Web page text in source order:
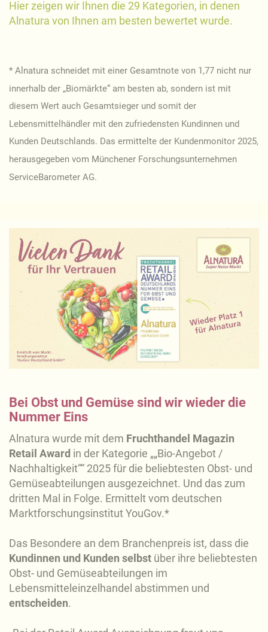
Hier zeigen wir Ihnen die 29 Kategorien, in denen
Alnatura von Ihnen am besten bewertet wurde.
* Alnatura schneidet mit einer Gesamtnote von 1,77 nicht nur
innerhalb der „Biomärkte“ am besten ab, sondern ist mit
diesem Wert auch Gesamtsieger und somit der
Lebensmittelhändler mit den zufriedensten Kundinnen und
Kunden Deutschlands. Das ermittelte der Kundenmonitor 2025,
herausgegeben vom Münchener Forschungsunternehmen
ServiceBarometer AG.
Bei Obst und Gemüse sind wir wieder die
Nummer Eins
Alnatura wurde mit dem Fruchthandel Magazin
Retail Award in der Kategorie „„Bio-Angebot /
Nachhaltigkeit““ 2025 für die beliebtesten Obst- und
Gemüseabteilungen ausgezeichnet. Und das zum
dritten Mal in Folge. Ermittelt vom deutschen
Marktforschungsinstitut YouGov.*
Das Besondere an dem Branchenpreis ist, dass die
Kundinnen und Kunden selbst über ihre beliebtesten
Obst- und Gemüseabteilungen im
Lebensmitteleinzelhandel abstimmen und
entscheiden.